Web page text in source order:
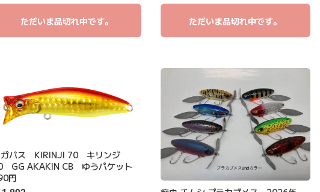
ただいま品切れ中です。 ただいま品切れ中です。
ガバス KIRINJI 70 キリンジ
GG AKAKIN CB ゆうパケット
円